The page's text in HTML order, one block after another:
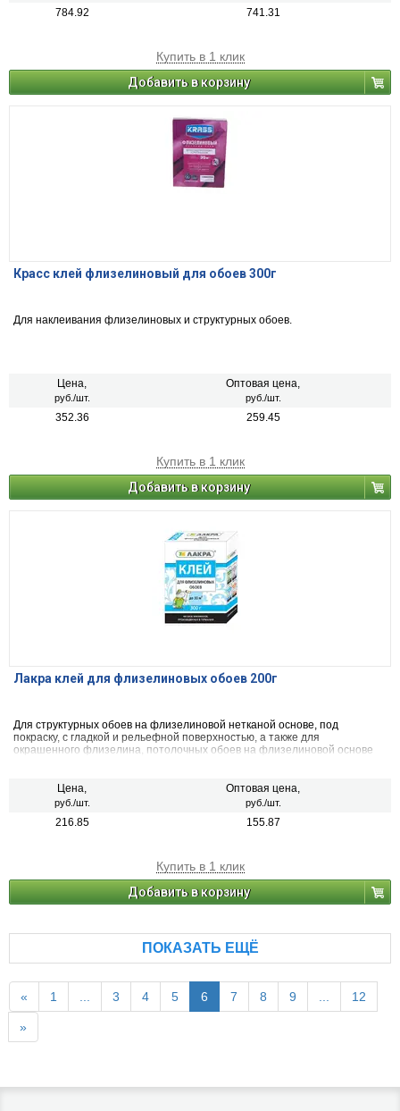
784.92 741.31
Купить в 1 клик
Добавить в корзину
Красс клей флизелиновый для обоев 300г
Для наклеивания флизелиновых и структурных обоев.
Цена,
руб./шт.
Оптовая цена,
руб./шт.
352.36 259.45
Купить в 1 клик
Добавить в корзину
Лакра клей для флизелиновых обоев 200г
Для структурных обоев на флизелиновой нетканой основе, под
покраску, с гладкой и рельефной поверхностью, а также для
окрашенного флизелина, потолочных обоев на флизелиновой основе
Цена,
руб./шт.
Оптовая цена,
руб./шт.
216.85 155.87
Купить в 1 клик
Добавить в корзину
ПОКАЗАТЬ ЕЩЁ
« 1 ... 3 4 5 6 7 8 9 ... 12
»